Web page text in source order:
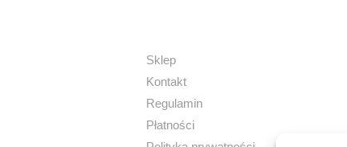
Sklep
Kontakt
Regulamin
Płatności